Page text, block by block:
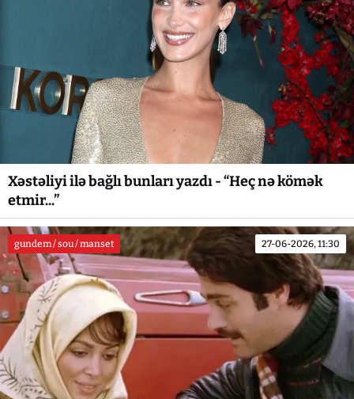
Xəstəliyi ilə bağlı bunları yazdı - “Heç nə kömək
etmir...”
gundem / sou / manset 27-06-2026, 11:30